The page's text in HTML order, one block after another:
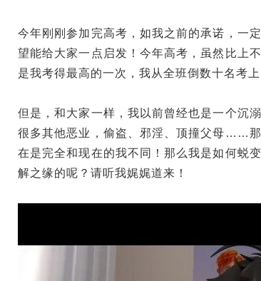
今年刚刚参加完高考，如我之前的承诺，一
望能给大家一点启发！今年高考，虽然比上
是我考得最高的一次，我从全班倒数十名考上
但是，和大家一样，我以前曾经也是一个沉
很多其他恶业，偷盗、邪淫、顶撞父母……
在是完全和现在的我不同！那么我是如何蜕
解之缘的呢？请听我娓娓道来！